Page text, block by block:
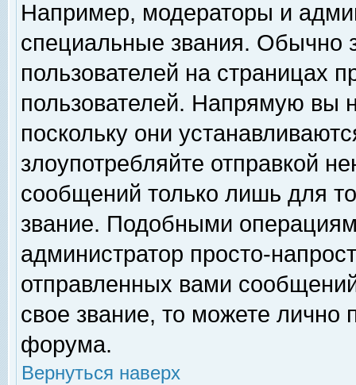
Например, модераторы и
специальные звания. Обычно
пользователей на страницах
пользователей. Напрямую вы
поскольку они
злоупотребляйте отправкой
сообщений только лишь для
звание. Подобными
администратор просто-
отправленных вами
свое звание, то можете лично
форума.
Вернуться наверх